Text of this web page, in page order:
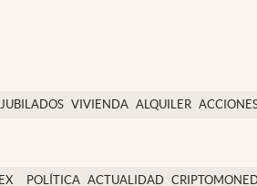
JUBILADOS VIVIENDA ALQUILER
POLÍTICA ACTUALIDAD